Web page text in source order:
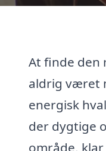
At finde den
aldrig været
energisk
der dygtige
område,